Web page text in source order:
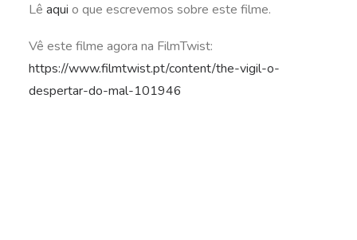
Lê aqui o que escrevemos sobre este filme.
Vê este filme agora na FilmTwist:
https://www.filmtwist.pt/content/the-vigil-o-
despertar-do-mal-101946